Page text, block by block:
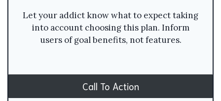
Let your addict know what to expect taking
into account choosing this plan. Inform
users of goal benefits, not features.
Call To Action